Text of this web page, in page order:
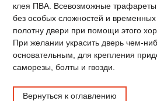
клея ПВА. Всевозможные
без особых сложностей и временных
полотну двери при помощи этого
При желании украсить дверь чем-
основательным, для крепления
саморезы, болты и гвозди.
Вернуться к оглавлению